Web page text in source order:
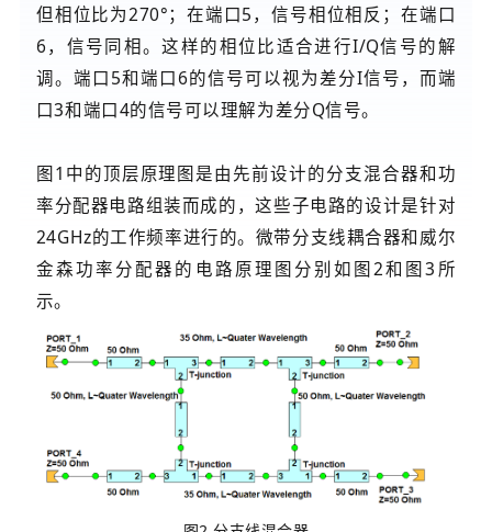
但相位比为270°；在端口5，信号相位相反；在端口
6，信号同相。这样的相位比适合进行I/Q信号的解
调。端口5和端口6的信号可以视为差分I信号，而端
口3和端口4的信号可以理解为差分Q信号。
图1中的顶层原理图是由先前设计的分支混合器和功
率分配器电路组装而成的，这些子电路的设计是针对
24GHz的工作频率进行的。微带分支线耦合器和威尔
金森功率分配器的电路原理图分别如图2和图3所
示。